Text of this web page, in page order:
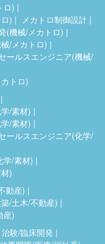
ロ)
)
メカトロ制御設計
(機械/メカトロ)
/メカトロ)
ールスエンジニア(機械/
トロ)
/素材)
/素材)
ールスエンジニア(化学/
学/素材)
)
動産)
/土木/不動産)
産)
治験/臨床開発